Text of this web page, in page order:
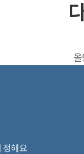
정해요